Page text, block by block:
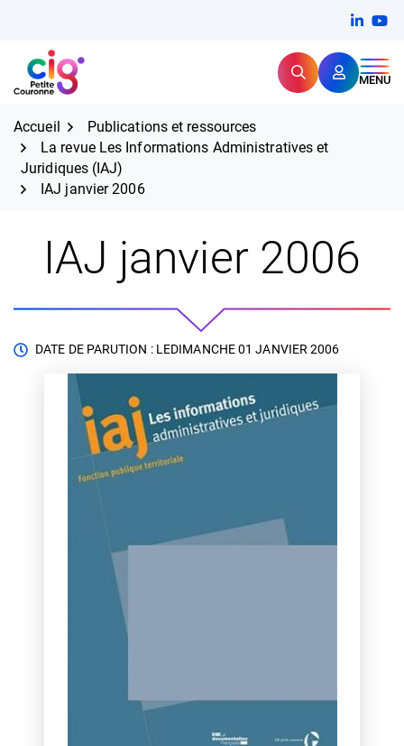
contenu
CIG Petite Couronne RechercherMENU
Expertise et proximité pour
Accueil
Publications et ressources
La revue Les Informations Administratives et
Juridiques (IAJ)
IAJ janvier 2006
IAJ janvier 2006
DATE DE PARUTION : LEDIMANCHE 01 JANVIER 2006